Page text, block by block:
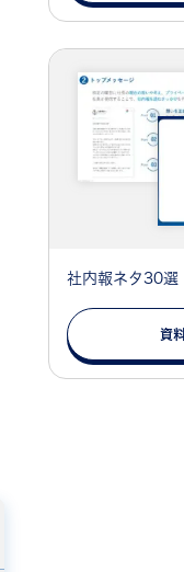
社内報ネタ30選
資